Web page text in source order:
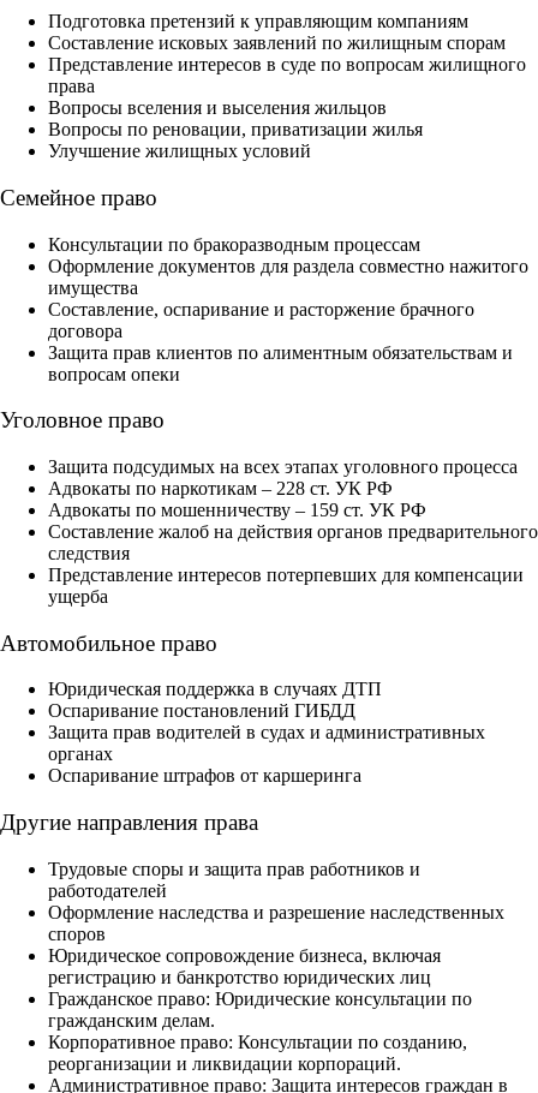
Подготовка претензий к управляющим компаниям
Составление исковых заявлений по жилищным спорам
Представление интересов в суде по вопросам жилищного
права
Вопросы вселения и выселения жильцов
Вопросы по реновации, приватизации жилья
Улучшение жилищных условий
Семейное право
Консультации по бракоразводным процессам
Оформление документов для раздела совместно нажитого
имущества
Составление, оспаривание и расторжение брачного
договора
Защита прав клиентов по алиментным обязательствам и
вопросам опеки
Уголовное право
Защита подсудимых на всех этапах уголовного процесса
Адвокаты по наркотикам – 228 ст. УК РФ
Адвокаты по мошенничеству – 159 ст. УК РФ
Составление жалоб на действия органов предварительного
следствия
Представление интересов потерпевших для компенсации
ущерба
Автомобильное право
Юридическая поддержка в случаях ДТП
Оспаривание постановлений ГИБДД
Защита прав водителей в судах и административных
органах
Оспаривание штрафов от каршеринга
Другие направления права
Трудовые споры и защита прав работников и
работодателей
Оформление наследства и разрешение наследственных
споров
Юридическое сопровождение бизнеса, включая
регистрацию и банкротство юридических лиц
Гражданское право: Юридические консультации по
гражданским делам.
Корпоративное право: Консультации по созданию,
реорганизации и ликвидации корпораций.
Административное право: Защита интересов граждан в